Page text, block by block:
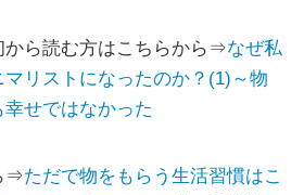
から読む方はこちらから⇒なぜ私
リストになったのか？(1)～物
せではなかった
⇒ただで物をもらう生活習慣はこ